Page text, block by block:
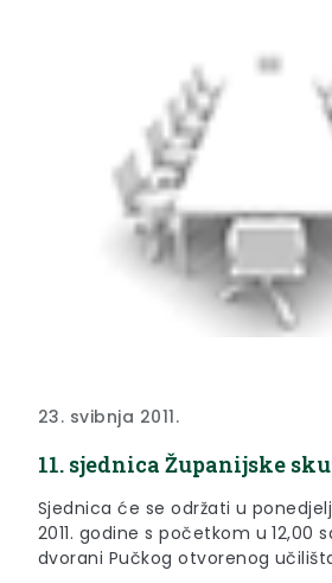
23. svibnja 2011.
11. sjednica Županijske
Sjednica će se održati u
2011. godine s početkom u 12,00
dvorani Pučkog otvorenog